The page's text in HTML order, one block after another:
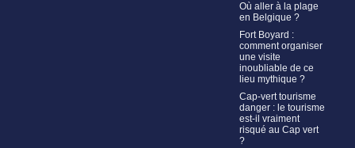
Où aller à la plage
en Belgique ?
Fort Boyard :
comment organiser
une visite
inoubliable de ce
lieu mythique ?
Cap-vert tourisme
danger : le tourisme
est-il vraiment
risqué au Cap vert
?